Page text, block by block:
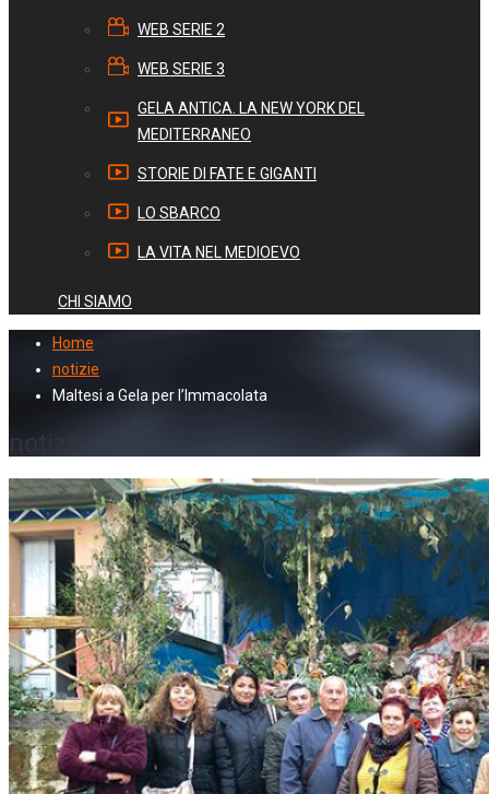
WEB SERIE 2
WEB SERIE 3
GELA ANTICA. LA NEW YORK DEL
MEDITERRANEO
STORIE DI FATE E GIGANTI
LO SBARCO
LA VITA NEL MEDIOEVO
CHI SIAMO
Home
notizie
Maltesi a Gela per l’Immacolata
notizie